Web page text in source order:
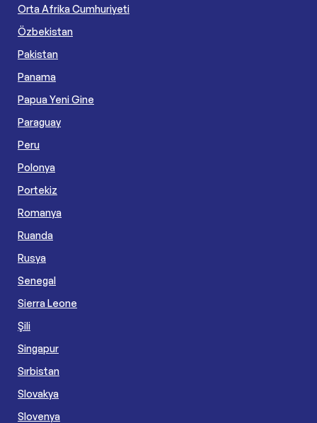
Orta Afrika Cumhuriyeti
Özbekistan
Pakistan
Panama
Papua Yeni Gine
Paraguay
Peru
Polonya
Portekiz
Romanya
Ruanda
Rusya
Senegal
Sierra Leone
Şili
Singapur
Sırbistan
Slovakya
Slovenya